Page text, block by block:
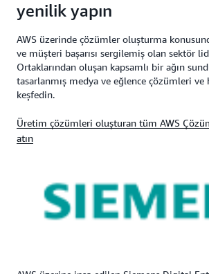
yenilik yapın
AWS üzerinde çözümler oluşturma
ve müşteri başarısı sergilemiş olan sektör
Ortaklarından oluşan kapsamlı bir ağın
tasarlanmış medya ve eğlence çözümleri
keşfedin.
Üretim çözümleri oluşturan tüm AWS
atın